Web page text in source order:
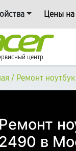
Цены
центр
/ Ремонт
Ремонт
2490 в